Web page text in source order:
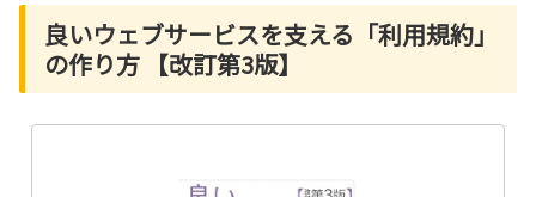
良いウェブサービスを支える「利用規約」
の作り方 【改訂第3版】